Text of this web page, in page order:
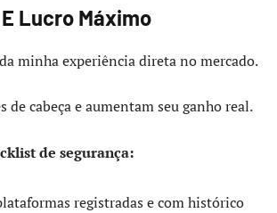
Lucro Máximo
minha experiência direta no mercado.
de cabeça e aumentam seu ganho real.
de segurança:
registradas e com histórico